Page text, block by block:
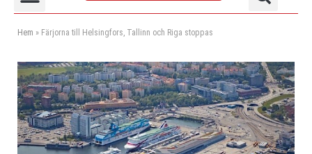
Hem » Färjorna till Helsingfors, Tallinn och Riga stoppas